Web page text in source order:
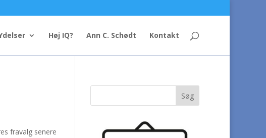
Høj IQ? Ann C. Schødt Kontakt
fravalg senere